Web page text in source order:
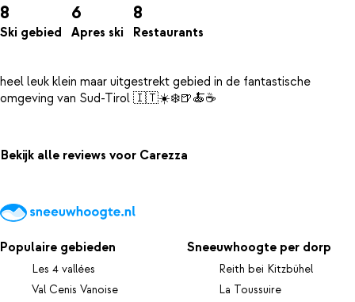
8
Ski gebied
6
Apres ski
8
Restaurants
heel leuk klein maar uitgestrekt gebied in de fantastische
Bekijk alle reviews voor Carezza
Populaire gebieden
Les 4 vallées
Val Cenis Vanoise
Sneeuwhoogte per dorp
Reith bei Kitzbühel
La Toussuire